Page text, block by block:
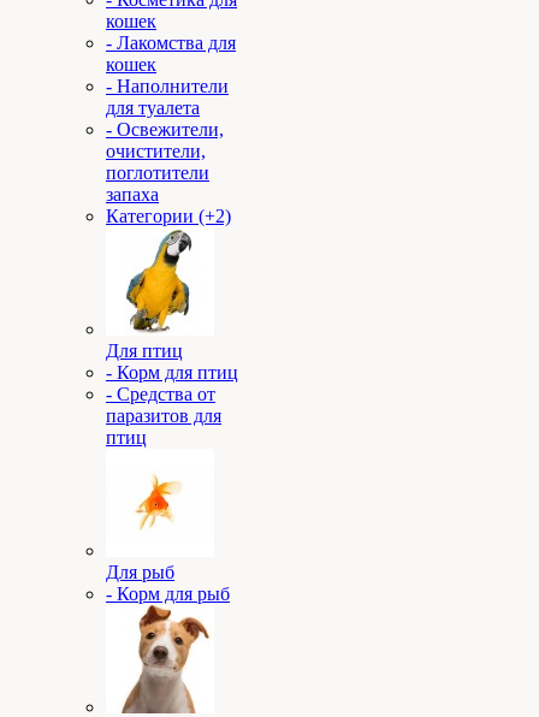
кошек
- Лакомства для
кошек
- Наполнители
для туалета
- Освежители,
очистители,
поглотители
запаха
Категории (+2)
Для птиц
- Корм для птиц
- Средства от
паразитов для
птиц
Для рыб
- Корм для рыб